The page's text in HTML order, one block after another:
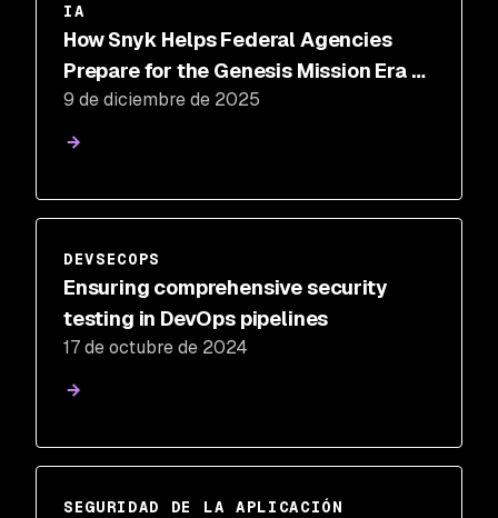
IA
How Snyk Helps Federal Agencies
Prepare for the Genesis Mission Era of
AI-Driven Science
9 de diciembre de 2025
DEVSECOPS
Ensuring comprehensive security
testing in DevOps pipelines
17 de octubre de 2024
SEGURIDAD DE LA APLICACIÓN